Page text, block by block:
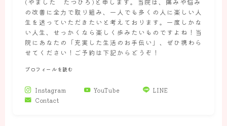
の改善に全力で取り組み、一人でも多くの人に楽しい人
生を送っていただきたいと考えております。一度しかな
い人生、せっかくなら楽しく歩みたいものですよね！当
院にあなたの「充実した生活のお手伝い」、ぜひ携わら
せてください！ご予約は下記からどうぞ！
プロフィールを読む
Instagram YouTube
LINE
Contact